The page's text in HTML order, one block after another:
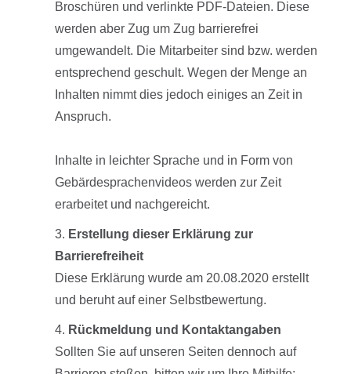
Broschüren und verlinkte PDF-Dateien. Diese
werden aber Zug um Zug barrierefrei
umgewandelt. Die Mitarbeiter sind bzw. werden
entsprechend geschult. Wegen der Menge an
Inhalten nimmt dies jedoch einiges an Zeit in
Anspruch.
Inhalte in leichter Sprache und in Form von
Gebärdesprachenvideos werden zur Zeit
erarbeitet und nachgereicht.
Erstellung dieser Erklärung zur
Barrierefreiheit
Diese Erklärung wurde am 20.08.2020 erstellt
und beruht auf einer Selbstbewertung.
Rückmeldung und Kontaktangaben
Sollten Sie auf unseren Seiten dennoch auf